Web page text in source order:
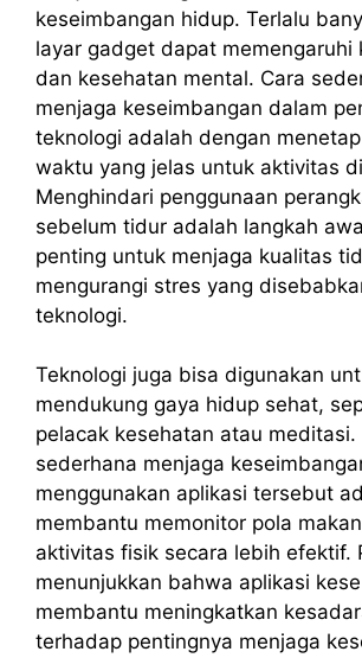
keseimbangan hidup. Terlalu
layar gadget dapat memengaruhi
dan kesehatan mental. Cara
menjaga keseimbangan dalam
teknologi adalah dengan
waktu yang jelas untuk aktivitas
Menghindari penggunaan
sebelum tidur adalah langkah
penting untuk menjaga kualitas
mengurangi stres yang
teknologi.
Teknologi juga bisa digunakan
mendukung gaya hidup sehat,
pelacak kesehatan atau meditasi.
sederhana menjaga
menggunakan aplikasi tersebut
membantu memonitor pola
aktivitas fisik secara lebih efektif.
menunjukkan bahwa aplikasi
membantu meningkatkan
terhadap pentingnya menjaga